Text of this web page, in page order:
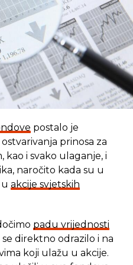
oblici štednje nude
Fond se nameće kao
žele da njihov novac
postalo je
prinosa za
i svako ulaganje, i
naročito kada su u
akcije svjetskih
padu vrijednosti
se direktno odrazilo i na
koji ulažu u akcije.